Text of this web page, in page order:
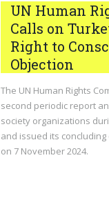
UN Human
Calls on
Right to
Objection
The UN Human Rights
second periodic report
society organizations
and issued its
on 7 November 2024.